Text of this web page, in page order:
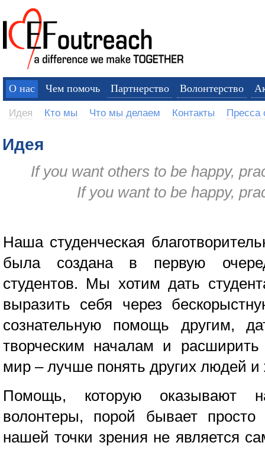
О нас Чем помочь Партнерство Волонтерство
Идея Кто мы Что мы делаем Контакты Пресса
Идея
If you want others to be happy,
If you want to be happy,
Наша студенческая
была создана в первую
студентов. Мы хотим дать
выразить себя через
сознательную помощь другим,
творческим началам и
мир – лучше понять других людей и
Помощь, которую оказывают
волонтеры, порой бывает
нашей точки зрения не является